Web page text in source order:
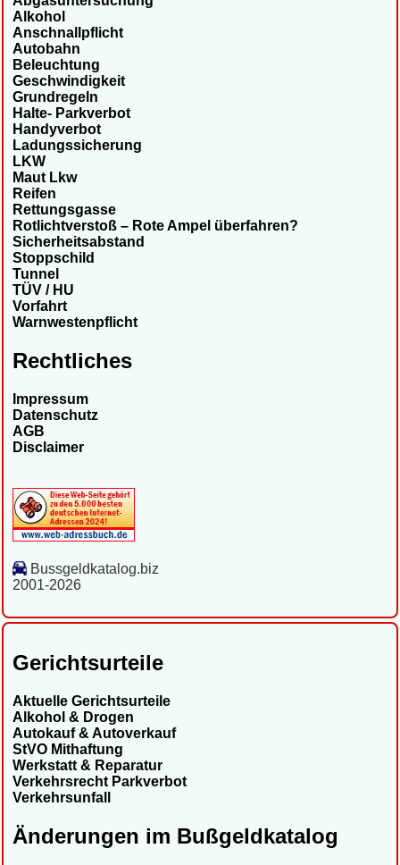
Alkohol
Anschnallpflicht
Autobahn
Beleuchtung
Geschwindigkeit
Grundregeln
Halte- Parkverbot
Handyverbot
Ladungssicherung
LKW
Maut Lkw
Reifen
Rettungsgasse
Rotlichtverstoß – Rote Ampel überfahren?
Sicherheitsabstand
Stoppschild
Tunnel
TÜV / HU
Vorfahrt
Warnwestenpflicht
Rechtliches
Impressum
Datenschutz
AGB
Disclaimer
Bussgeldkatalog.biz
2001-2026
Gerichtsurteile
Aktuelle Gerichtsurteile
Alkohol & Drogen
Autokauf & Autoverkauf
StVO Mithaftung
Werkstatt & Reparatur
Verkehrsrecht Parkverbot
Verkehrsunfall
Änderungen im Bußgeldkatalog